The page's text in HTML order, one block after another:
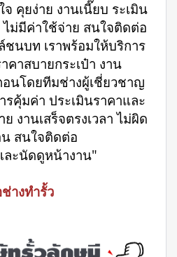
คุยง่าย งานเนี๊ยบ ระเมิน
ม่มีค่าใช้จ่าย สนใจติดต่อ
นบท เราพร้อมให้บริการ
าสบายกระเป๋า งาน
นโดยทีมช่างผู้เชี่ยวชาญ
คุ้มค่า ประเมินราคาและ
งานเสร็จตรงเวลา ไม่ผิด
สนใจติดต่อ
ละนัดดูหน้างาน"
างทำรั้ว